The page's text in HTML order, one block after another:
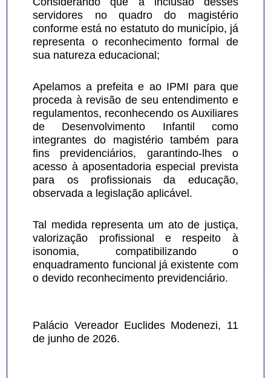
servidores no quadro do magistério
conforme está no estatuto do município, já
representa o reconhecimento formal de
sua natureza educacional;
Apelamos a prefeita e ao IPMI para que
proceda à revisão de seu entendimento e
regulamentos, reconhecendo os Auxiliares
de Desenvolvimento Infantil como
integrantes do magistério também para
fins previdenciários, garantindo-lhes o
acesso à aposentadoria especial prevista
para os profissionais da educação,
observada a legislação aplicável.
Tal medida representa um ato de justiça,
valorização profissional e respeito à
isonomia, compatibilizando o
enquadramento funcional já existente com
o devido reconhecimento previdenciário.
Palácio Vereador Euclides Modenezi, 11
de junho de 2026.